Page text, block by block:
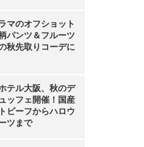
マのオフショット
パンツ＆フルーツ
秋先取りコーデに
テル大阪、秋のデ
ッフェ開催！国産
ビーフからハロウ
ツまで